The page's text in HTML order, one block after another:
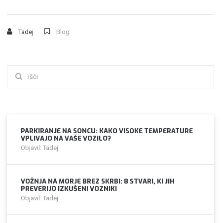
Tadej Blog
PARKIRANJE NA SONCU: KAKO VISOKE TEMPERATURE
VPLIVAJO NA VAŠE VOZILO?
Objavil: Tadej
VOŽNJA NA MORJE BREZ SKRBI: 8 STVARI, KI JIH
PREVERIJO IZKUŠENI VOZNIKI
Objavil: Tadej